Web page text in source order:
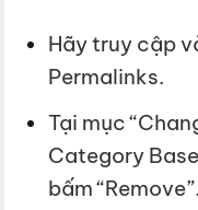
Hãy truy cập
Permalinks.
Tại mục
Category
bấm “Remove”.